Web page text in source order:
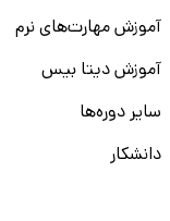
آموزش مهارت‌های نرم
آموزش دیتا بیس
سایر دوره‌ها
دانشکار